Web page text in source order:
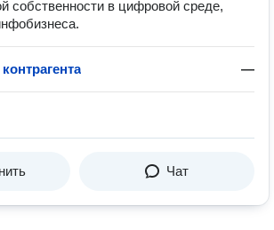
собственности в цифровой среде,
—
Чат